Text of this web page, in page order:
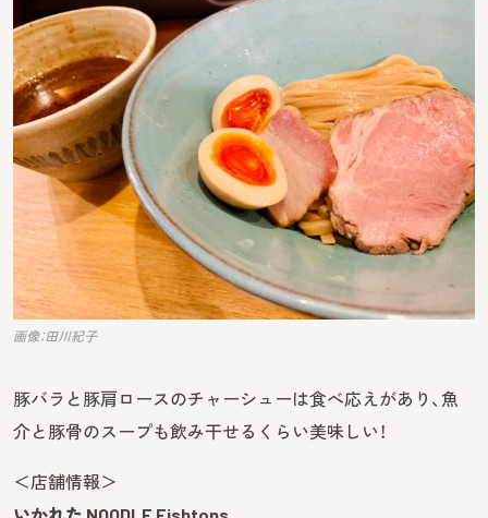
画像：田川紀子
豚バラと豚肩ロースのチャーシューは食べ応えがあり、魚
介と豚骨のスープも飲み干せるくらい美味しい！
＜店舗情報＞